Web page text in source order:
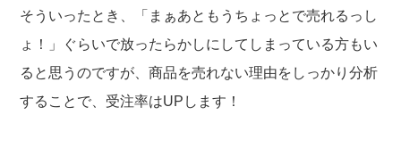
そういったとき、「まぁあともうちょっとで売れるっし
ょ！」ぐらいで放ったらかしにしてしまっている方もい
ると思うのですが、商品を売れない理由をしっかり分析
することで、受注率はUPします！